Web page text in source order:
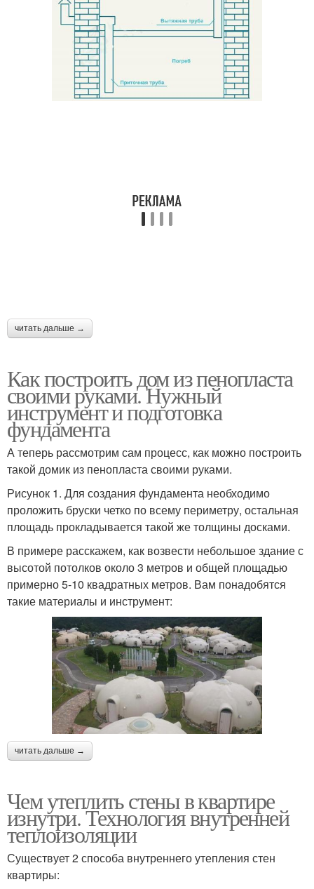
читать дальше →
Как построить дом из пенопласта
своими руками. Нужный
инструмент и подготовка
фундамента
А теперь рассмотрим сам процесс, как можно построить
такой домик из пенопласта своими руками.
Рисунок 1. Для создания фундамента необходимо
проложить бруски четко по всему периметру, остальная
площадь прокладывается такой же толщины досками.
В примере расскажем, как возвести небольшое здание с
высотой потолков около 3 метров и общей площадью
примерно 5-10 квадратных метров. Вам понадобятся
такие материалы и инструмент:
читать дальше →
Чем утеплить стены в квартире
изнутри. Технология внутренней
теплоизоляции
Существует 2 способа внутреннего утепления стен
квартиры: